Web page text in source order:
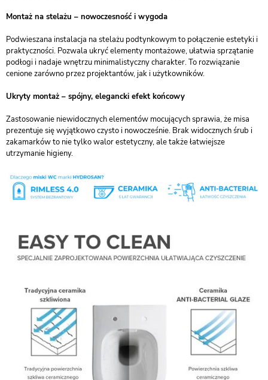
Montaż na stelażu – nowoczesność i wygoda
Podwieszana instalacja na stelażu podtynkowym to połączenie estetyki i
praktyczności. Pozwala ukryć elementy montażowe, ułatwia sprzątanie
podłogi i nadaje wnętrzu minimalistyczny charakter. To rozwiązanie
cenione zarówno przez projektantów, jak i użytkowników.
Ukryty montaż – spójny, elegancki efekt końcowy
Zastosowanie niewidocznych elementów mocujących sprawia, że misa
prezentuje się wyjątkowo czysto i nowocześnie. Brak widocznych śrub i
zakamarków to nie tylko walor estetyczny, ale także łatwiejsze
utrzymanie higieny.